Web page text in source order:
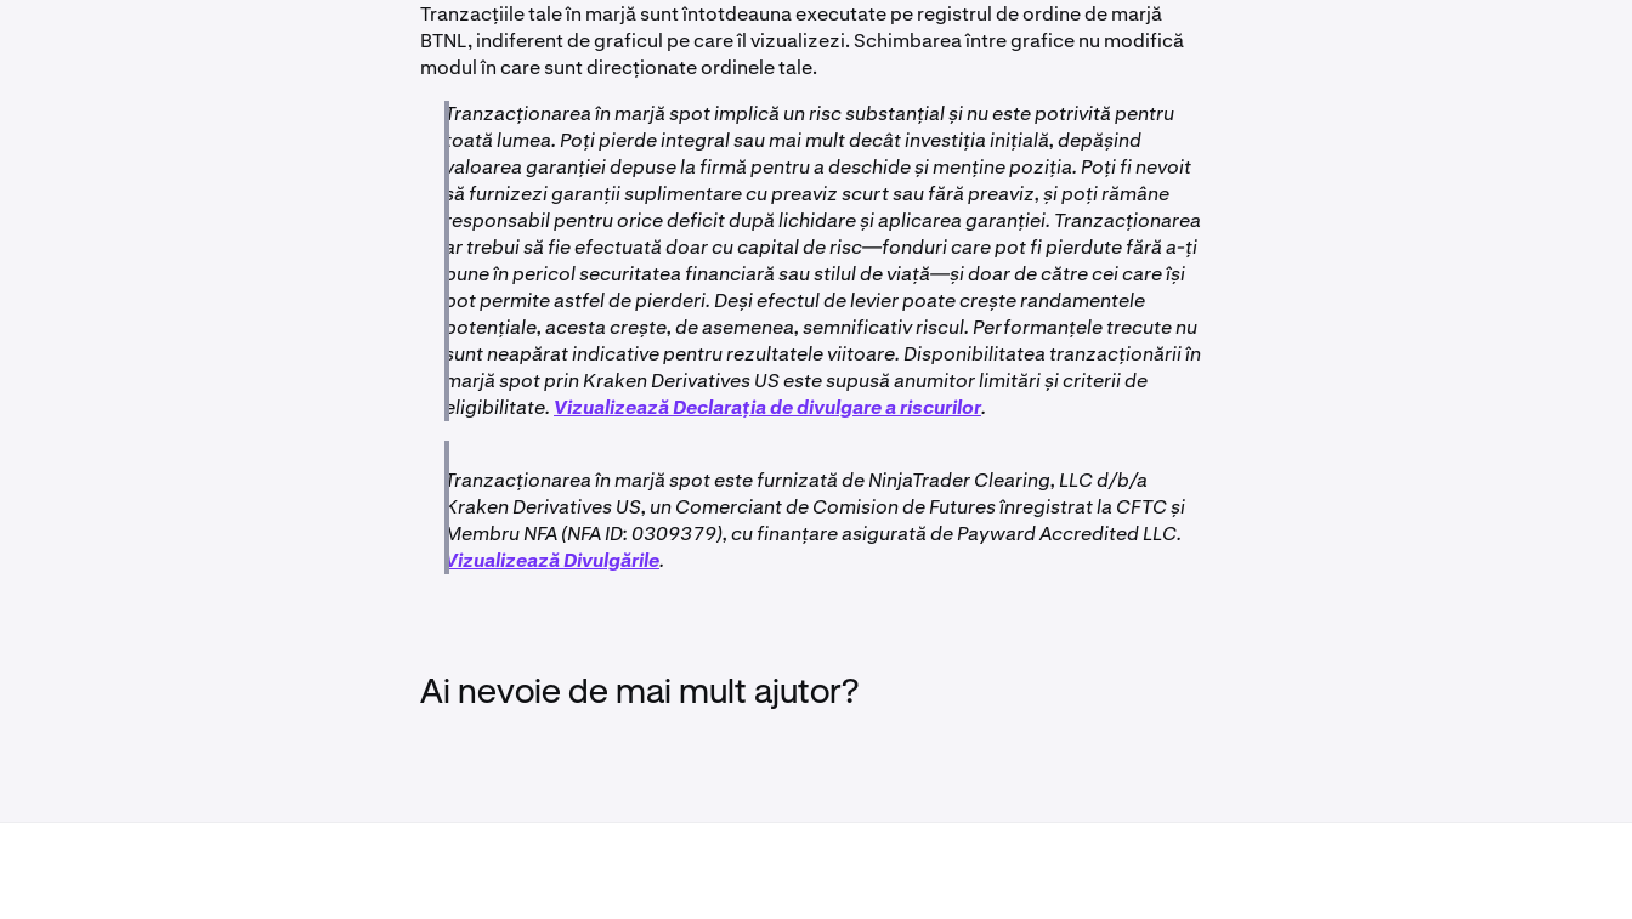
Tranzacțiile tale în marjă sunt întotdeauna executate pe registrul de ordine de marjă
BTNL, indiferent de graficul pe care îl vizualizezi. Schimbarea între grafice nu modifică
modul în care sunt direcționate ordinele tale.
Tranzacționarea în marjă spot implică un risc substanțial și nu este potrivită pentru
toată lumea. Poți pierde integral sau mai mult decât investiția inițială, depășind
valoarea garanției depuse la firmă pentru a deschide și menține poziția. Poți fi nevoit
să furnizezi garanții suplimentare cu preaviz scurt sau fără preaviz, și poți rămâne
responsabil pentru orice deficit după lichidare și aplicarea garanției. Tranzacționarea
ar trebui să fie efectuată doar cu capital de risc—fonduri care pot fi pierdute fără a-ți
pune în pericol securitatea financiară sau stilul de viață—și doar de către cei care își
pot permite astfel de pierderi. Deși efectul de levier poate crește randamentele
potențiale, acesta crește, de asemenea, semnificativ riscul. Performanțele trecute nu
sunt neapărat indicative pentru rezultatele viitoare. Disponibilitatea tranzacționării în
marjă spot prin Kraken Derivatives US este supusă anumitor limitări și criterii de
eligibilitate. Vizualizează Declarația de divulgare a riscurilor.
Tranzacționarea în marjă spot este furnizată de NinjaTrader Clearing, LLC d/b/a
Kraken Derivatives US, un Comerciant de Comision de Futures înregistrat la CFTC și
Membru NFA (NFA ID: 0309379), cu finanțare asigurată de Payward Accredited LLC.
Vizualizează Divulgările.
Ai nevoie de mai mult ajutor?